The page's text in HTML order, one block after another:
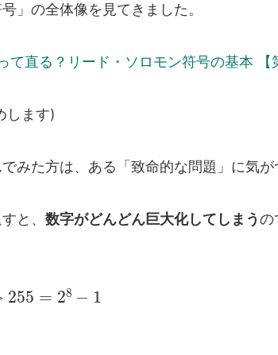
」の全体像を見てきました。
て直る？リード・ソロモン符号の基本 【
します)
みた方は、ある「致命的な問題」に気が
と、 数字がどんどん巨大化してしまうの
>255 =2 8